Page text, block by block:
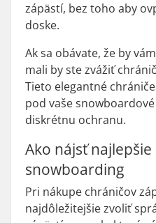
zápästí, bez toho aby
doske.
Ak sa obávate, že by
mali by ste zvážiť
Tieto elegantné
pod vaše
diskrétnu ochranu.
Ako nájsť
snowboarding
Pri nákupe chráničov
najdôležitejšie zvoliť